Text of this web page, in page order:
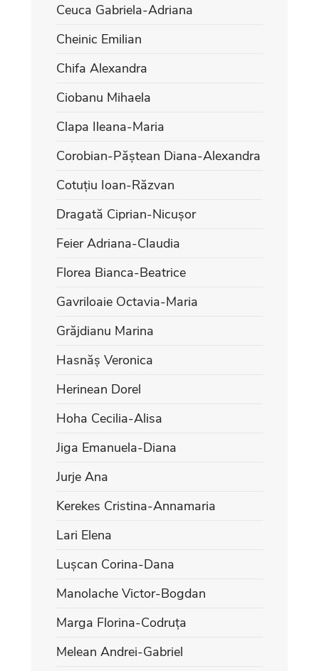
Ceuca Gabriela-Adriana
Cheinic Emilian
Chifa Alexandra
Ciobanu Mihaela
Clapa Ileana-Maria
Corobian-Păștean Diana-Alexandra
Cotuțiu Ioan-Răzvan
Dragată Ciprian-Nicușor
Feier Adriana-Claudia
Florea Bianca-Beatrice
Gavriloaie Octavia-Maria
Grăjdianu Marina
Hasnăș Veronica
Herinean Dorel
Hoha Cecilia-Alisa
Jiga Emanuela-Diana
Jurje Ana
Kerekes Cristina-Annamaria
Lari Elena
Lușcan Corina-Dana
Manolache Victor-Bogdan
Marga Florina-Codruța
Melean Andrei-Gabriel